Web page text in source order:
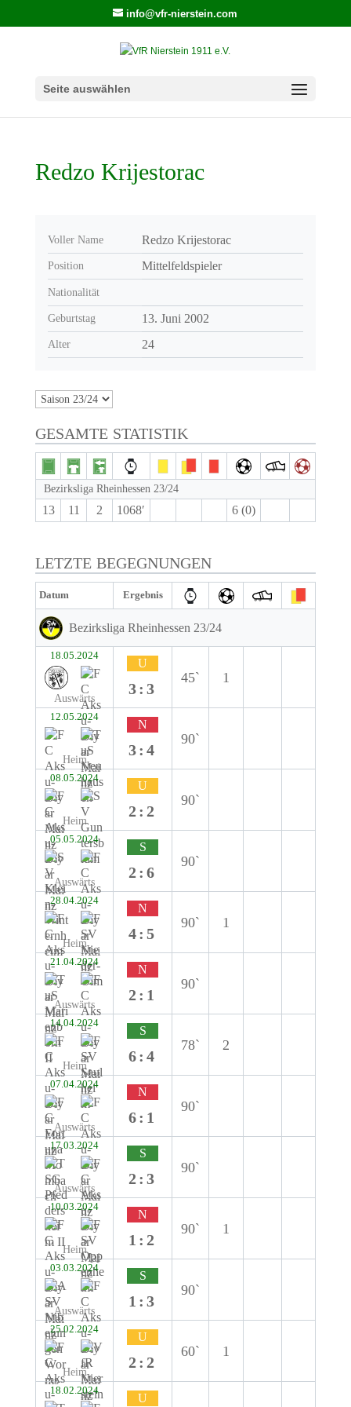
info@vfr-nierstein.com
Seite auswählen
Redzo Krijestorac
Voller Name Redzo Krijestorac
Position Mittelfeldspieler
Nationalität
Geburtstag 13. Juni 2002
Alter 24
GESAMTE STATISTIK
Bezirksliga Rheinhessen 23/24
13 11 2 1068′ 6 (0)
LETZTE BEGEGNUNGEN
Datum Ergebnis
Bezirksliga Rheinhessen 23/24
18.05.2024
Auswärts
U
3:3
45` 1
12.05.2024
Heim
N
3:4
90`
08.05.2024
Heim
U
2:2
90`
05.05.2024
Auswärts
S
2:6
90`
28.04.2024
Heim
N
4:5
90` 1
21.04.2024
Auswärts
N
2:1
90`
14.04.2024
Heim
S
6:4
78` 2
07.04.2024
Auswärts
N
6:1
90`
17.03.2024
Auswärts
S
2:3
90`
10.03.2024
Heim
N
1:2
90` 1
03.03.2024
Auswärts
S
1:3
90`
25.02.2024
Heim
U
2:2
60` 1
18.02.2024
U